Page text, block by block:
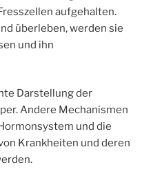
aufgehalten.
überleben, werden sie
und ihn
Darstellung der
Andere Mechanismen
und die
Krankheiten und deren